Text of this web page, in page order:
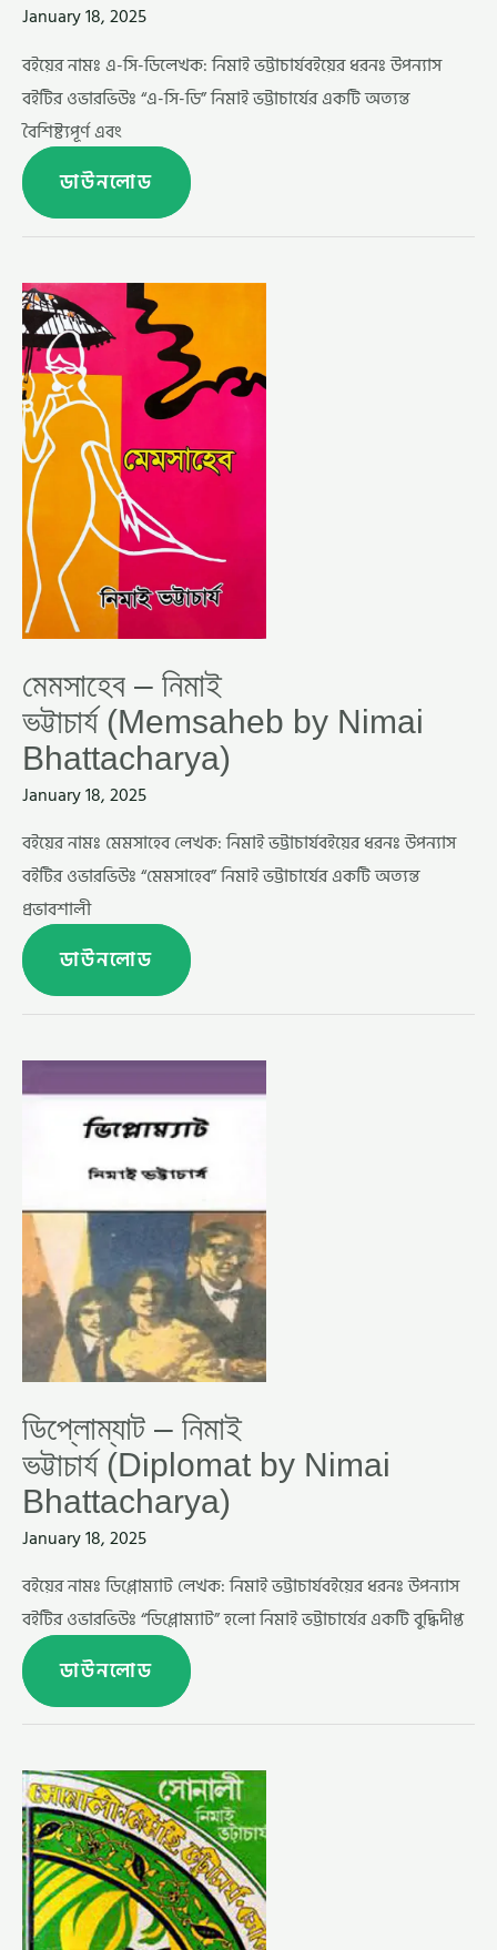
January 18, 2025
বইয়ের নামঃ এ-সি-ডিলেখক: নিমাই ভট্টাচার্যবইয়ের ধরনঃ উপন্যাস
বইটির ওভারভিউঃ “এ-সি-ডি” নিমাই ভট্টাচার্যের একটি অত্যন্ত
বৈশিষ্ট্যপূর্ণ এবং
ডাউনলোড
মেমসাহেব – নিমাই
ভট্টাচার্য (Memsaheb by Nimai
Bhattacharya)
January 18, 2025
বইয়ের নামঃ মেমসাহেব লেখক: নিমাই ভট্টাচার্যবইয়ের ধরনঃ উপন্যাস
বইটির ওভারভিউঃ “মেমসাহেব” নিমাই ভট্টাচার্যের একটি অত্যন্ত
প্রভাবশালী
মেমসাহেব
–
নিমাই
ভট্টাচার্য (MEMSAHEB
BY
NIMAI
BHATTACHARYA)
ডাউনলোড
ডিপ্লোম্যাট – নিমাই
ভট্টাচার্য (Diplomat by Nimai
Bhattacharya)
January 18, 2025
বইয়ের নামঃ ডিপ্লোম্যাট লেখক: নিমাই ভট্টাচার্যবইয়ের ধরনঃ উপন্যাস
বইটির ওভারভিউঃ “ডিপ্লোম্যাট” হলো নিমাই ভট্টাচার্যের একটি বুদ্ধিদীপ্ত
ডিপ্লোম্যাট
–
নিমাই
ভট্টাচার্য (DIPLOMAT
BY
NIMAI
BHATTACHARYA)
ডাউনলোড
সোনালী
–
নিমাই
ভট্টাচার্য (SONALI
BY
NIMAI
BHATTACHARYA)